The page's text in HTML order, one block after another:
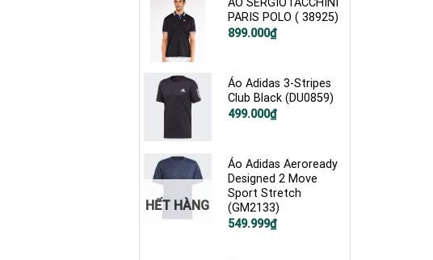
ÁO SERGIOTACCHINI
PARIS POLO ( 38925)
899.000₫
Áo Adidas 3-Stripes
Club Black (DU0859)
Giá
499.000₫
Giá
499.000₫.
HẾT HÀNG
Áo Adidas Aeroready
Designed 2 Move
Sport Stretch
(GM2133)
Giá
549.999₫
Giá